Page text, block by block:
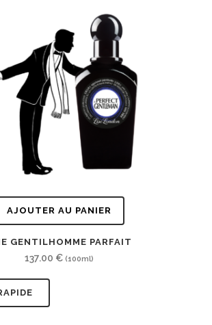
AJOUTER AU PANIER
GENTILHOMME PARFAIT
137.00 €(100ml)